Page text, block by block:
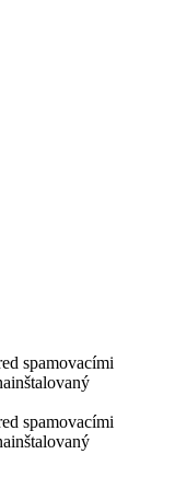
spamovacími
spamovacími